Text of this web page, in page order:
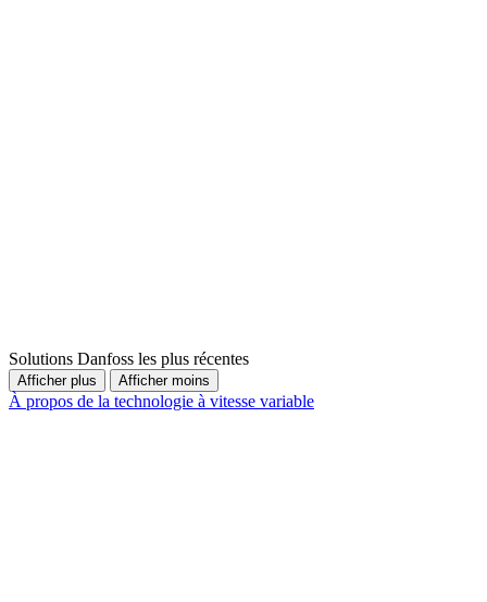
Solutions Danfoss les plus récentes
Afficher plus Afficher moins
À propos de la technologie à vitesse variable